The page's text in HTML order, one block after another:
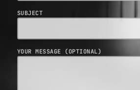
SUBJECT
YOUR MESSAGE (OPTIONAL)